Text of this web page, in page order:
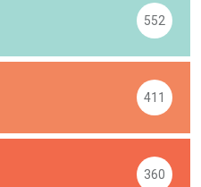
552
411
360